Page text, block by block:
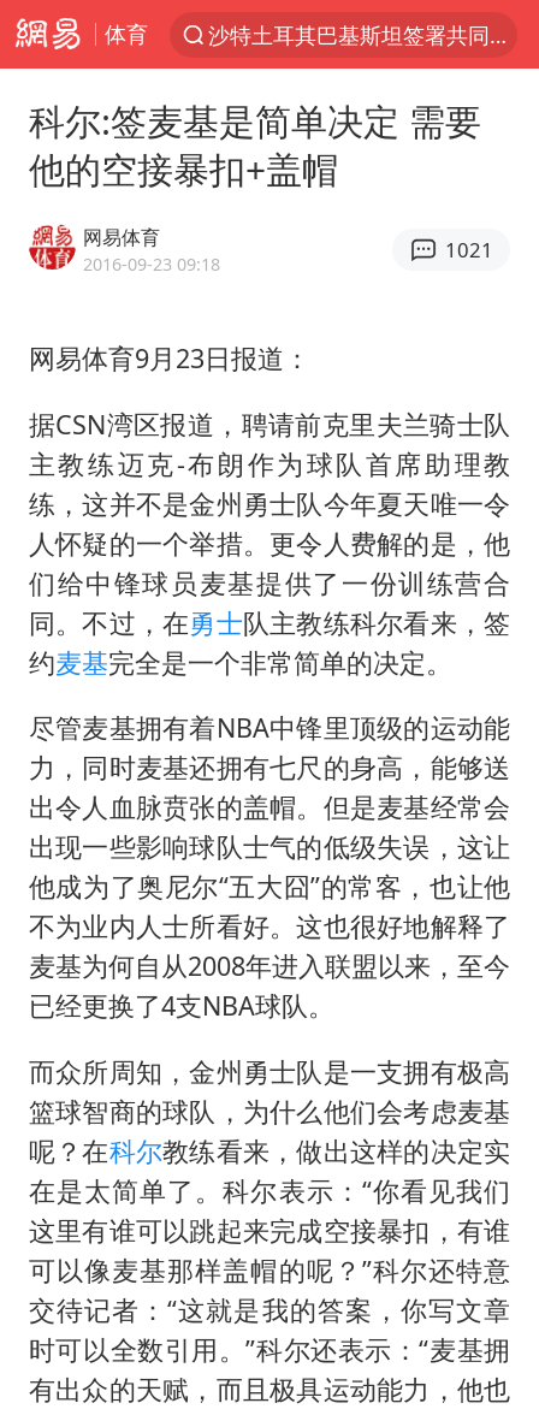
体育
沙特土耳其巴基斯坦签署共同防务协议
出口禁令驱动有色板块大涨
秋天的第一杯奶茶到底有多火
U17国足点球大战淘汰河床晋级决赛
国防部：中国军队坚决反制任何闹海挑衅图谋
国乒男单横滨冠军赛全军覆没
38岁演员求职万岁山NPC成功
“新疆阿勒泰八月能滑雪”不实
日本试射“战斧”导弹，国防部回应
胡彦斌韩磊 谁帮谁
夯实基础开新局
科尔:签麦基是简单决定 需要
他的空接暴扣+盖帽
网易体育
2016-09-23 09:18
1021
网易体育9月23日报道：
据CSN湾区报道，聘请前克里夫兰骑士队
主教练迈克-布朗作为球队首席助理教
练，这并不是金州勇士队今年夏天唯一令
人怀疑的一个举措。更令人费解的是，他
们给中锋球员麦基提供了一份训练营合
同。不过，在勇士队主教练科尔看来，签
约麦基完全是一个非常简单的决定。
尽管麦基拥有着NBA中锋里顶级的运动能
力，同时麦基还拥有七尺的身高，能够送
出令人血脉贲张的盖帽。但是麦基经常会
出现一些影响球队士气的低级失误，这让
他成为了奥尼尔“五大囧”的常客，也让他
不为业内人士所看好。这也很好地解释了
麦基为何自从2008年进入联盟以来，至今
已经更换了4支NBA球队。
而众所周知，金州勇士队是一支拥有极高
篮球智商的球队，为什么他们会考虑麦基
呢？在科尔教练看来，做出这样的决定实
在是太简单了。科尔表示：“你看见我们
这里有谁可以跳起来完成空接暴扣，有谁
可以像麦基那样盖帽的呢？”科尔还特意
交待记者：“这就是我的答案，你写文章
时可以全数引用。”科尔还表示：“麦基拥
有出众的天赋，而且极具运动能力，他也